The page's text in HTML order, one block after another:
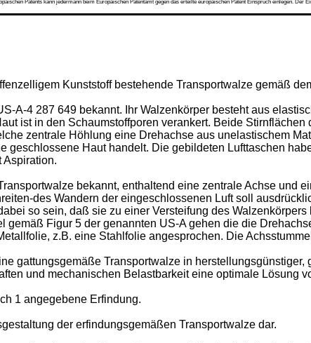
Patents kann jedermann beim Europäischen Patentamt gegen das erteilte europäischen Patent Einspruch einlegen.
Kunststoff bestehende Transportwalze gemäß
A-4 287 649 bekannt. Ihr Walzenkörper besteht aus
ist in den Schaumstoffporen verankert. Beide
zentrale Höhlung eine Drehachse aus unelastischem
geschlossene Haut handelt. Die gebildeten Lufttaschen
Aspiration.
bekannt, enthaltend eine zentrale Achse und
des Wandern der eingeschlossenen Luft soll
so sein, daß sie zu einer Versteifung des
Figur 5 der genannten US-A gehen die die
z.B. eine Stahlfolie angesprochen. Die
gattungsgemäße Transportwalze in
und mechanischen Belastbarkeit eine optimale Lösung
1 angegebene Erfindung.
der erfindungsgemäßen Transportwalze dar.